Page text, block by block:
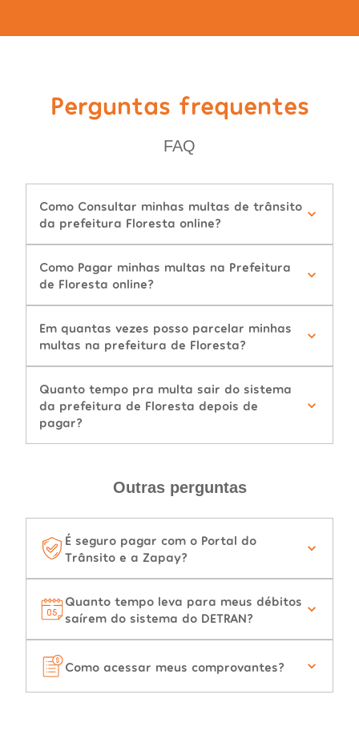
Perguntas frequentes
FAQ
Como Consultar minhas multas de trânsito
da prefeitura Floresta online?
Como Pagar minhas multas na Prefeitura
de Floresta online?
Em quantas vezes posso parcelar minhas
multas na prefeitura de Floresta?
Quanto tempo pra multa sair do sistema
da prefeitura de Floresta depois de
pagar?
Outras perguntas
É seguro pagar com o Portal do
Trânsito e a Zapay?
Quanto tempo leva para meus débitos
saírem do sistema do DETRAN?
Como acessar meus comprovantes?